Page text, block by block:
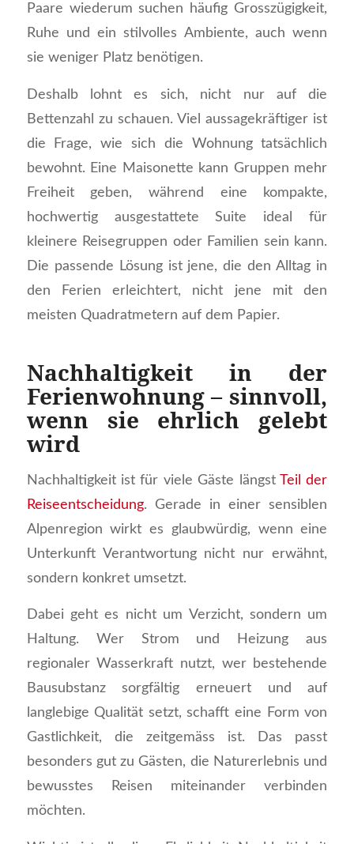
Paare wiederum suchen häufig Grosszügigkeit,
Ruhe und ein stilvolles Ambiente, auch wenn
sie weniger Platz benötigen.
Deshalb lohnt es sich, nicht nur auf die
Bettenzahl zu schauen. Viel aussagekräftiger ist
die Frage, wie sich die Wohnung tatsächlich
bewohnt. Eine Maisonette kann Gruppen mehr
Freiheit geben, während eine kompakte,
hochwertig ausgestattete Suite ideal für
kleinere Reisegruppen oder Familien sein kann.
Die passende Lösung ist jene, die den Alltag in
den Ferien erleichtert, nicht jene mit den
meisten Quadratmetern auf dem Papier.
Nachhaltigkeit in der
Ferienwohnung – sinnvoll,
wenn sie ehrlich gelebt
wird
Nachhaltigkeit ist für viele Gäste längst Teil der
Reiseentscheidung. Gerade in einer sensiblen
Alpenregion wirkt es glaubwürdig, wenn eine
Unterkunft Verantwortung nicht nur erwähnt,
sondern konkret umsetzt.
Dabei geht es nicht um Verzicht, sondern um
Haltung. Wer Strom und Heizung aus
regionaler Wasserkraft nutzt, wer bestehende
Bausubstanz sorgfältig erneuert und auf
langlebige Qualität setzt, schafft eine Form von
Gastlichkeit, die zeitgemäss ist. Das passt
besonders gut zu Gästen, die Naturerlebnis und
bewusstes Reisen miteinander verbinden
möchten.